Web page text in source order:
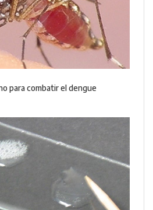
para combatir el dengue